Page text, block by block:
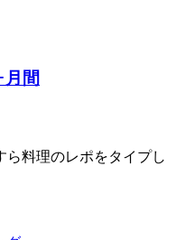
月間
ら料理のレポをタイプし